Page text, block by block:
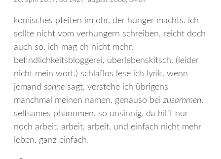
komisches pfeifen im ohr, der hunger machts. ich
sollte nicht vom verhungern schreiben, reicht doch
auch so. ich mag eh nicht mehr.
befindlichkeitsbloggerei, überlebenskitsch. (leider
nicht mein wort.) schlaflos lese ich lyrik. wenn
jemand sonne sagt, verstehe ich übrigens
manchmal meinen namen. genauso bei zusammen.
seltsames phänomen, so unsinnig. da hilft nur
noch arbeit, arbeit, arbeit. und einfach nicht mehr
leben. ganz einfach.